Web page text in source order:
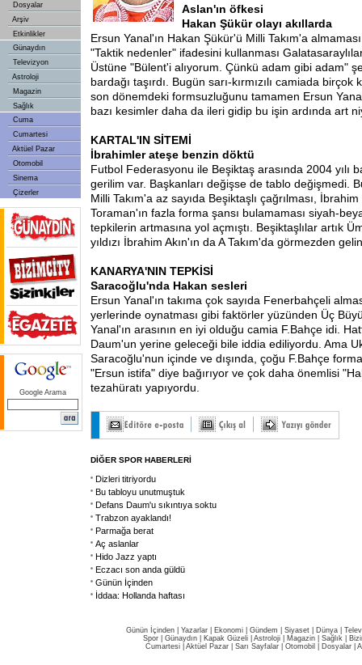
Dosyalar
Arşiv
Etkinlikler
Günaydın
Televizyon
Astroloji
Magazin
Sağlık
Cuma
Cumartesi
Aktüel Pazar
Otomobil
Sinema
Çizerler
Google Arama
Aslan'ın öfkesi
Hakan Şükür olayı akıllarda
Ersun Yanal'ın Hakan Şükür'ü Milli Takım'a
"Taktik nedenler" ifadesini kullanması
Üstüne "Bülent'i alıyorum. Çünkü adam gibi adam"
bardağı taşırdı. Bugün sarı-kırmızılı camiada
son dönemdeki formsuzluğunu tamamen Ersun
bazı kesimler daha da ileri gidip bu işin ardında art
KARTAL'IN SİTEMİ
İbrahimler ateşe benzin döktü
Futbol Federasyonu ile Beşiktaş arasında 2004 yılı
gerilim var. Başkanları değişse de tablo değişmedi.
Milli Takım'a az sayıda Beşiktaşlı çağrılması,
Toraman'ın fazla forma şansı bulamaması siyah-
tepkilerin artmasına yol açmıştı. Beşiktaşlılar artık
yıldızı İbrahim Akın'ın da A Takım'da görmezden
KANARYA'NIN TEPKİSİ
Saracoğlu'nda Hakan sesleri
Ersun Yanal'ın takıma çok sayıda Fenerbahçeli
yerlerinde oynatması gibi faktörler yüzünden Üç
Yanal'ın arasının en iyi olduğu camia F.Bahçe idi.
Daum'un yerine geleceği bile iddia ediliyordu. Ama
Saracoğlu'nun içinde ve dışında, çoğu F.Bahçe
"Ersun istifa" diye bağırıyor ve çok daha önemlisi
tezahüratı yapıyordu.
DİĞER SPOR HABERLERİ
Dizleri titriyordu
Bu tabloyu unutmuştuk
Defans Daum'u sıkıntıya soktu
Trabzon ayaklandı!
Parmağa berat
Aç aslanlar
Hido Jazz yaptı
Eczacı son anda güldü
Günün İçinden
İddaa: Hollanda haftası
Günün İçinden Yazarlar Ekonomi Gündem Siyaset Dünya |
Spor
Günaydın Kapak Güzeli Astroloji Magazin Sağlık
Cumartesi| Aktüel Pazar| Sarı Sayfalar| Otomobil Dosyalar|